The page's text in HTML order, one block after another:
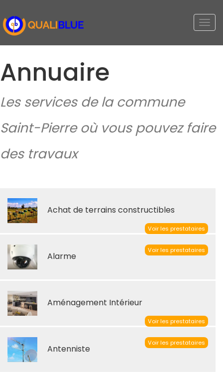
Annuaire
Les services de la commune
Saint-Pierre où vous pouvez faire
des travaux
Achat de terrains constructibles
Voir les prestataires
Alarme
Voir les prestataires
Aménagement Intérieur
Voir les prestataires
Antenniste
Voir les prestataires